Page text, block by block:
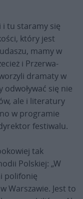
i tu staramy się
który jest
mamy w
i Przerwa-
dramaty w
się nie
ale i literatury
w programie
festiwalu.
tak
Polskiej: „W
polifonię
Warszawie. Jest to